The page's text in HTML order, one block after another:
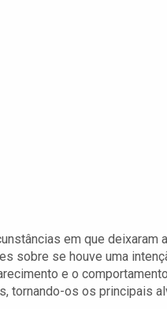
em que deixaram
sobre se houve uma
e o
tornando-os os principais